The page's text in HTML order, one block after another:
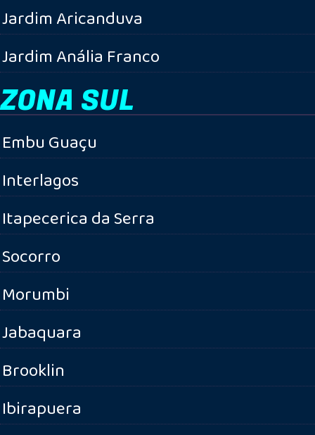
Jardim Aricanduva
Jardim Anália Franco
ZONA SUL
Embu Guaçu
Interlagos
Itapecerica da Serra
Socorro
Morumbi
Jabaquara
Brooklin
Ibirapuera